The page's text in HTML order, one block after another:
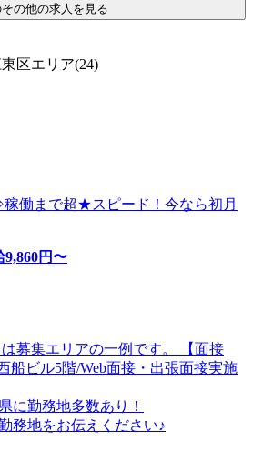
の他の求人を見る
区エリア(24)
働まで超★スピード！今なら初月
9,860円〜
募集エリアの一例です。 【面接
船ビル5階/Web面接・出張面接実施
に勤務地多数あり！
務地をお伝えください♪